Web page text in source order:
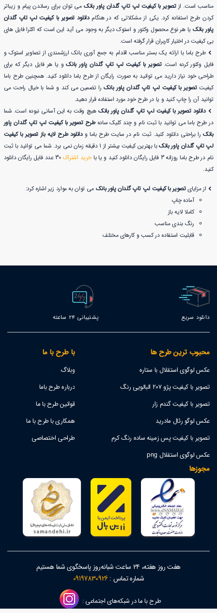
مناسب است. از تصویر با کیفیت لپ تاپ گلدان پاور بانکمی توان برای رساندن پیام و زیباتر
کردن طرح استفاده کرد. یکی از مشکلاتی که در هنگام دانلود تصویر با کیفیت لپ تاپ گلدان
پاور بانک یا هر نوع محصول وکتور و استوک دیگر به وجود می آید این است که اکثرا فایل های
بی کیفیت در اختیار کاربران قرار گرفته است.
طرح باما با ارائه یک بستر مناسب اقدام به جمع آوری بانک ارزشمندی از تصاویر استوک و
فایل وکتور کرده است. تصویر با کیفیت لپ تاپ گلدان پاور بانکو یا هر فایل دیگر که برای
طراحی خود نیاز دارید می توانید به صورت رایگان از طرح باما دانلود کنید. همچنین طرح باما
کیفیت تصویر با کیفیت لپ تاپ گلدان پاور بانکرا تضمین می کند و شما با خیال راحت می
توانید آن را چاپ کنید و یا در طرح خود مورد استفاده قرار دهید.
دانلود تصویر با کیفیت لپ تاپ گلدان پاور بانک هیچ وقت به این آسانی نبوده است. شما
در طرح باما می توانید با ثبت نام و چند کلیک ساده طرح تصویر با کیفیت لپ تاپ گلدان پاور
بانک را براحتی دانلود کنید. ثبت نام در سایت طرح باما و دانلود طرح لایه باز تصویر با کیفیت
لپ تاپ گلدان پاور بانک
با بهترین کیفیت بیشتر از 1 دقیقه زمان نمی برد. شما می توانید با ثبت
نام در طرح باما روزانه 3 فایل رایگان دانلود کنید و یا با
خرید اشتراک
30 عدد فایل رایگان دانلود
کنید.
از مزایایتصویر با کیفیت لپ تاپ گلدان پاور بانکمی توان به موارد زیر اشاره کرد:
آماده چاپ
کاملا لایه باز
رنگ بندی مناسب
قابلیت استفاده در کسب و کارهای مختلف
دانلود سریع پشتیبانی 24 ساعته
محبوب ترین طرح ها
عکس لوگوی استقلال با ستاره
تصویر با کیفیت پژو 207 البالویی رنگ
تصویر با کیفیت گندم زار
عکس لوگو رئال مادرید
تصویر با کیفیت پس زمینه ساده رنگ کرم
عکس لوگوی استقلال png
با طرح با ما
وبلاگ
درباره طرح باما
قوانین طرح با ما
همکاری با طرح با ما
طراحی اختصاصی
مجوزها
هفت روز هفته، ۲۴ ساعت شبانه‌روز پاسخگوی شما هستیم
شماره تماس :09197830926
طرح با ما در شبکه‌های اجتماعی :